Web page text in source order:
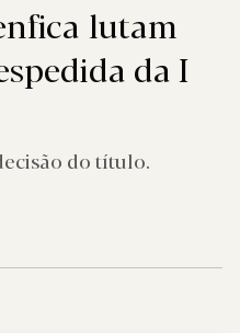
lutam
da I
do título.